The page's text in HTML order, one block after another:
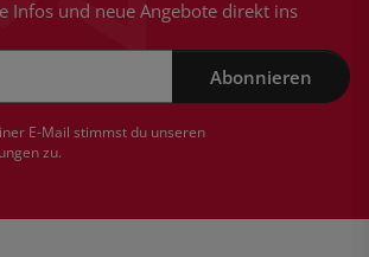
Infos und neue Angebote direkt ins
Abonnieren
E-Mail stimmst du unseren
zu.